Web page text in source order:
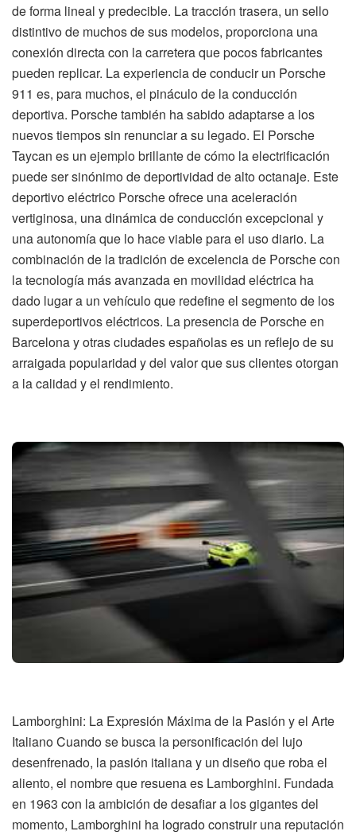
de forma lineal y predecible. La tracción trasera, un sello
distintivo de muchos de sus modelos, proporciona una
conexión directa con la carretera que pocos fabricantes
pueden replicar. La experiencia de conducir un Porsche
911 es, para muchos, el pináculo de la conducción
deportiva. Porsche también ha sabido adaptarse a los
nuevos tiempos sin renunciar a su legado. El Porsche
Taycan es un ejemplo brillante de cómo la electrificación
puede ser sinónimo de deportividad de alto octanaje. Este
deportivo eléctrico Porsche ofrece una aceleración
vertiginosa, una dinámica de conducción excepcional y
una autonomía que lo hace viable para el uso diario. La
combinación de la tradición de excelencia de Porsche con
la tecnología más avanzada en movilidad eléctrica ha
dado lugar a un vehículo que redefine el segmento de los
superdeportivos eléctricos. La presencia de Porsche en
Barcelona y otras ciudades españolas es un reflejo de su
arraigada popularidad y del valor que sus clientes otorgan
a la calidad y el rendimiento.
Lamborghini: La Expresión Máxima de la Pasión y el Arte
Italiano Cuando se busca la personificación del lujo
desenfrenado, la pasión italiana y un diseño que roba el
aliento, el nombre que resuena es Lamborghini. Fundada
en 1963 con la ambición de desafiar a los gigantes del
momento, Lamborghini ha logrado construir una reputación